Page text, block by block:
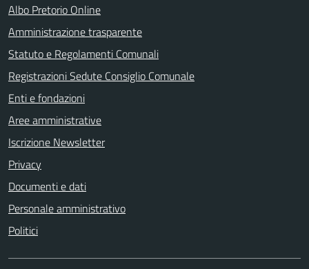
Albo Pretorio Online
Amministrazione trasparente
Statuto e Regolamenti Comunali
Registrazioni Sedute Consiglio Comunale
Enti e fondazioni
Aree amministrative
Iscrizione Newsletter
Privacy
Documenti e dati
Personale amministrativo
Politici